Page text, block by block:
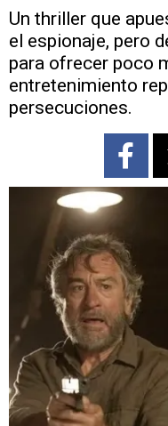
Un thriller que
el espionaje, pero
para ofrecer poco
entretenimiento
persecuciones.